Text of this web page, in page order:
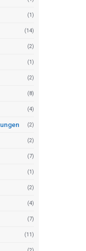
(1)
(14)
(2)
(1)
(2)
(8)
(4)
(2)
(2)
(7)
(1)
(2)
(4)
(7)
(11)